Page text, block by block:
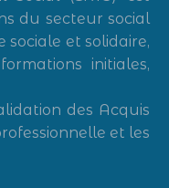
du secteur social
sociale et solidaire,
initiales,
des Acquis
et les